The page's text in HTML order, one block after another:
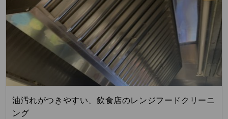
油汚れがつきやすい、飲食店のレンジフードクリーニ
ング